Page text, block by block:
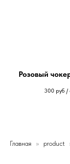
Розовый
300 руб /
Главная product